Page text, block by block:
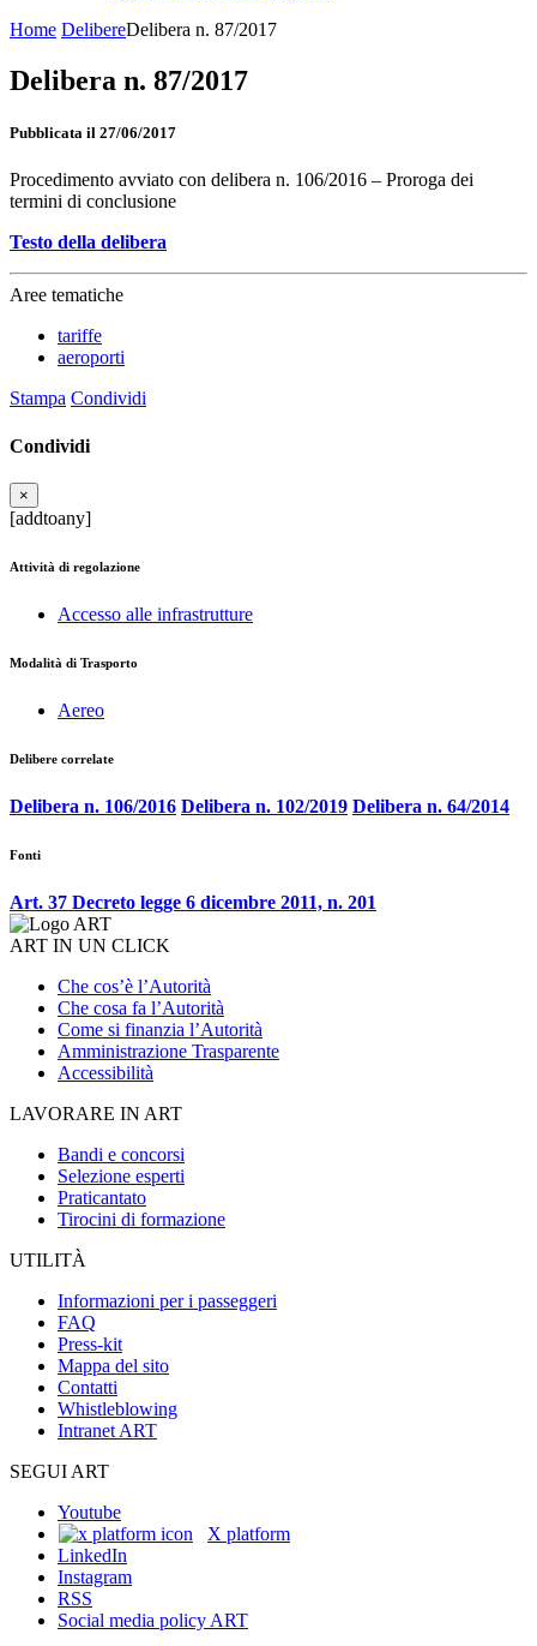
Home DelibereDelibera n. 87/2017
Delibera n. 87/2017
Pubblicata il 27/06/2017
Procedimento avviato con delibera n. 106/2016 – Proroga dei
termini di conclusione
Testo della delibera
Aree tematiche
tariffe
aeroporti
Stampa Condividi
Condividi
×
[addtoany]
Attività di regolazione
Accesso alle infrastrutture
Modalità di Trasporto
Aereo
Delibere correlate
Delibera n. 106/2016 Delibera n. 102/2019 Delibera n. 64/2014
Fonti
Art. 37 Decreto legge 6 dicembre 2011, n. 201
ART IN UN CLICK
Che cos’è l’Autorità
Che cosa fa l’Autorità
Come si finanzia l’Autorità
Amministrazione Trasparente
Accessibilità
LAVORARE IN ART
Bandi e concorsi
Selezione esperti
Praticantato
Tirocini di formazione
UTILITÀ
Informazioni per i passeggeri
FAQ
Press-kit
Mappa del sito
Contatti
Whistleblowing
Intranet ART
SEGUI ART
Youtube
X platform
LinkedIn
Instagram
RSS
Social media policy ART